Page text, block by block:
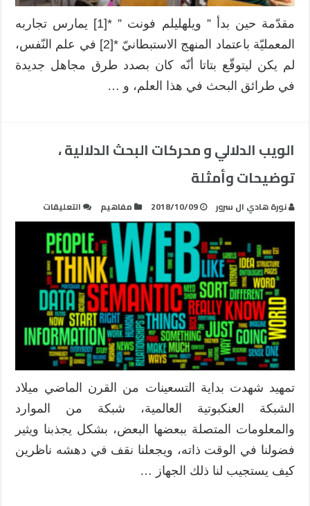
الرّوّاد:
واطسن،
بافلوف،
مقدّمة حين بدأ ” ويلهليلم فونت ” *[1] يمارس تجاربه
المعمليّة باعتماد المنهج الاستبطانيّ *[2] في علم النّفس،
لم يكن ليتوقّع بتاتا أنّه كان بصدد طرق مجاهل جديدة
في طرائق البحث في هذا العلم، و …
الويب الدلالي و محركات البحث الدلالية ،
توضيحات وأمثلة
نورة هادي ال سرور 2018/10/09 مفاهيم التعليقات
الويب
البحث
توضيحات
وأمثلة
تمهيد شهدت بداية التسعينات من القرن الماضي ميلاد
الشبكة العنكبوتية العالمية، شبكة من الموارد
والمعلومات المتصلة ببعضها البعض، بشكل يجذبنا ويثير
فضولنا في الوقت ذاته، ويجعلنا نقف في دهشه ناظرين
كيف يستجيب لنا ذلك الجهاز …